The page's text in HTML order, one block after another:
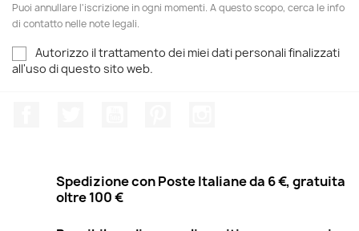
Puoi annullare l'iscrizione in ogni momenti. A questo scopo, cerca le info
di contatto nelle note legali.
Autorizzo il trattamento dei miei dati personali finalizzati
all'uso di questo sito web.
Spedizione con Poste Italiane da 6 €, gratuita
oltre 100 €